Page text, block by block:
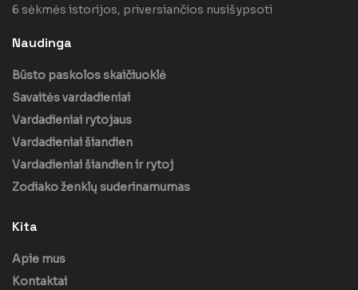
6 sėkmės istorijos, priversiančios nusišypsoti
Naudinga
Būsto paskolos skaičiuoklė
Savaitės vardadieniai
Vardadieniai rytojaus
Vardadieniai šiandien
Vardadieniai šiandien ir rytoj
Zodiako ženklų suderinamumas
Kita
Apie mus
Kontaktai